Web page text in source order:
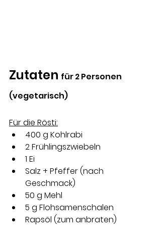
Zutaten für 2 Personen
(vegetarisch)
Für die Rösti:
400 g Kohlrabi
2 Frühlingszwiebeln
1 Ei
Salz + Pfeffer (nach
Geschmack)
50 g Mehl
5 g Flohsamenschalen
Rapsöl (zum anbraten)